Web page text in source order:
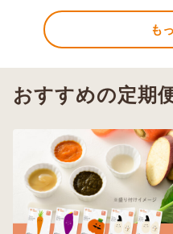
も
おすすめの定期